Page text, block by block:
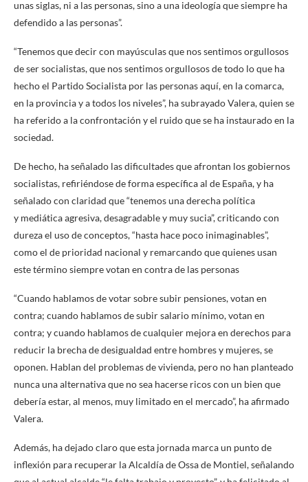
unas siglas, ni a las personas, sino a una ideología que siempre ha
defendido a las personas”.
“Tenemos que decir con mayúsculas que nos sentimos orgullosos
de ser socialistas, que nos sentimos orgullosos de todo lo que ha
hecho el Partido Socialista por las personas aquí, en la comarca,
en la provincia y a todos los niveles”, ha subrayado Valera, quien se
ha referido a la confrontación y el ruido que se ha instaurado en la
sociedad.
De hecho, ha señalado las dificultades que afrontan los gobiernos
socialistas, refiriéndose de forma específica al de España, y ha
señalado con claridad que “tenemos una derecha política
y mediática agresiva, desagradable y muy sucia”, criticando con
dureza el uso de conceptos, “hasta hace poco inimaginables”,
como el de prioridad nacional y remarcando que quienes usan
este término siempre votan en contra de las personas
“Cuando hablamos de votar sobre subir pensiones, votan en
contra; cuando hablamos de subir salario mínimo, votan en
contra; y cuando hablamos de cualquier mejora en derechos para
reducir la brecha de desigualdad entre hombres y mujeres, se
oponen. Hablan del problemas de vivienda, pero no han planteado
nunca una alternativa que no sea hacerse ricos con un bien que
debería estar, al menos, muy limitado en el mercado”, ha afirmado
Valera.
Además, ha dejado claro que esta jornada marca un punto de
inflexión para recuperar la Alcaldía de Ossa de Montiel, señalando